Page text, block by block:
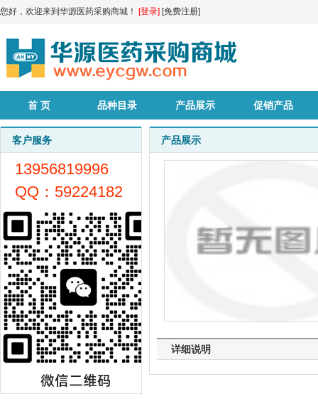
您好，欢迎来到华源医药采购商城！ [登录] [免费注册]
首 页 品种目录 产品展示 促销产品
客户服务
13956819996
QQ：59224182
产品展示
详细说明